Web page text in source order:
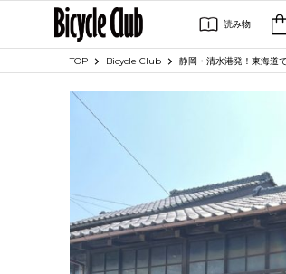
読み物
TOP Bicycle Club 静岡・清水港発！東海道